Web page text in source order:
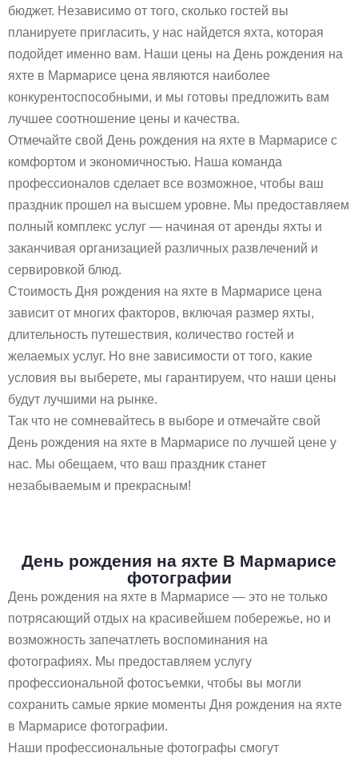
бюджет. Независимо от того, сколько гостей вы
планируете пригласить, у нас найдется яхта, которая
подойдет именно вам. Наши цены на День рождения на
яхте в Мармарисе цена являются наиболее
конкурентоспособными, и мы готовы предложить вам
лучшее соотношение цены и качества.
Отмечайте свой День рождения на яхте в Мармарисе с
комфортом и экономичностью. Наша команда
профессионалов сделает все возможное, чтобы ваш
праздник прошел на высшем уровне. Мы предоставляем
полный комплекс услуг — начиная от аренды яхты и
заканчивая организацией различных развлечений и
сервировкой блюд.
Стоимость Дня рождения на яхте в Мармарисе цена
зависит от многих факторов, включая размер яхты,
длительность путешествия, количество гостей и
желаемых услуг. Но вне зависимости от того, какие
условия вы выберете, мы гарантируем, что наши цены
будут лучшими на рынке.
Так что не сомневайтесь в выборе и отмечайте свой
День рождения на яхте в Мармарисе по лучшей цене у
нас. Мы обещаем, что ваш праздник станет
незабываемым и прекрасным!
День рождения на яхте В Мармарисе
фотографии
День рождения на яхте в Мармарисе — это не только
потрясающий отдых на красивейшем побережье, но и
возможность запечатлеть воспоминания на
фотографиях. Мы предоставляем услугу
профессиональной фотосъемки, чтобы вы могли
сохранить самые яркие моменты Дня рождения на яхте
в Мармарисе фотографии.
Наши профессиональные фотографы смогут